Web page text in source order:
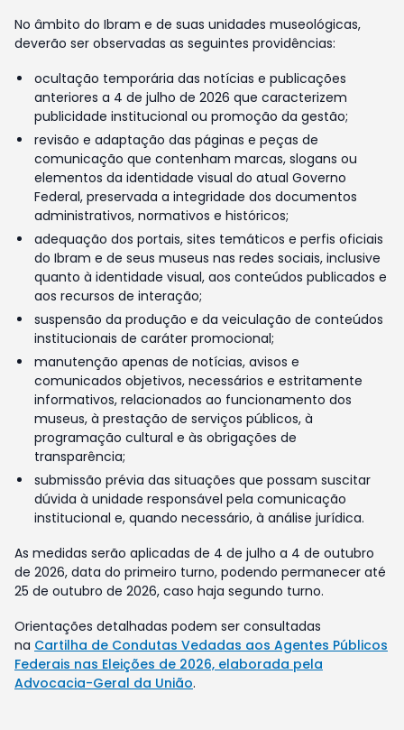
No âmbito do Ibram e de suas unidades museológicas,
deverão ser observadas as seguintes providências:
ocultação temporária das notícias e publicações
anteriores a 4 de julho de 2026 que caracterizem
publicidade institucional ou promoção da gestão;
revisão e adaptação das páginas e peças de
comunicação que contenham marcas, slogans ou
elementos da identidade visual do atual Governo
Federal, preservada a integridade dos documentos
administrativos, normativos e históricos;
adequação dos portais, sites temáticos e perfis oficiais
do Ibram e de seus museus nas redes sociais, inclusive
quanto à identidade visual, aos conteúdos publicados e
aos recursos de interação;
suspensão da produção e da veiculação de conteúdos
institucionais de caráter promocional;
manutenção apenas de notícias, avisos e
comunicados objetivos, necessários e estritamente
informativos, relacionados ao funcionamento dos
museus, à prestação de serviços públicos, à
programação cultural e às obrigações de
transparência;
submissão prévia das situações que possam suscitar
dúvida à unidade responsável pela comunicação
institucional e, quando necessário, à análise jurídica.
As medidas serão aplicadas de 4 de julho a 4 de outubro
de 2026, data do primeiro turno, podendo permanecer até
25 de outubro de 2026, caso haja segundo turno.
Orientações detalhadas podem ser consultadas
na Cartilha de Condutas Vedadas aos Agentes Públicos
Federais nas Eleições de 2026, elaborada pela
Advocacia-Geral da União.